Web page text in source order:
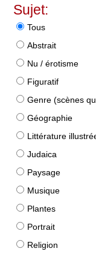
Sujet:
Tous
Abstrait
Nu / érotisme
Figuratif
Genre (scènes
Géographie
Littérature
Judaica
Paysage
Musique
Plantes
Portrait
Religion